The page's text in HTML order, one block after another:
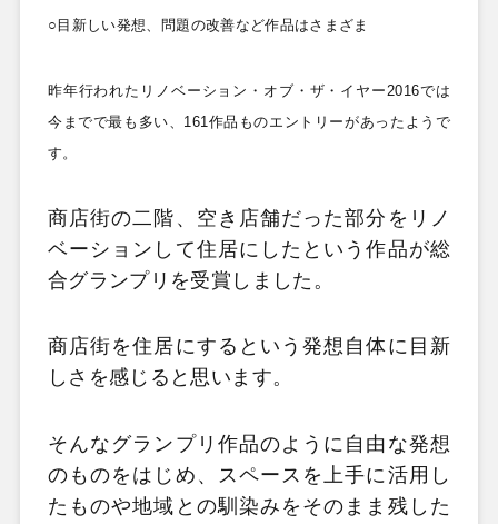
○目新しい発想、問題の改善など作品はさまざま
昨年行われたリノベーション・オブ・ザ・イヤー2016では
今までで最も多い、161作品ものエントリーがあったようで
す。
商店街の二階、空き店舗だった部分をリノ
ベーションして住居にしたという作品が総
合グランプリを受賞しました。
商店街を住居にするという発想自体に目新
しさを感じると思います。
そんなグランプリ作品のように自由な発想
のものをはじめ、スペースを上手に活用し
たものや地域との馴染みをそのまま残した